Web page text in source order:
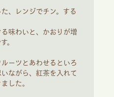
、レンジでチン。する
味わいと、かおりが増
。
ーツとあわせるといろ
ながら、紅茶を入れて
した。